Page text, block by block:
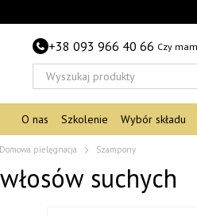
+38 093 966 40 66 Czy
O nas Szkolenie Wybór składu
Domowa pielęgnacja Szampony
suchych